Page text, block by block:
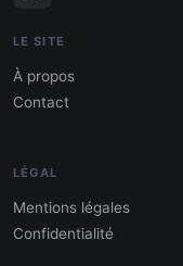
LE SITE
À propos
Contact
LÉGAL
Mentions légales
Confidentialité